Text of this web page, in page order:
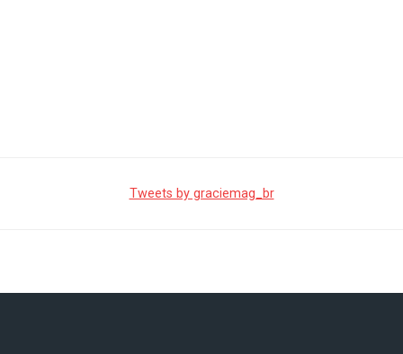
Tweets by graciemag_br